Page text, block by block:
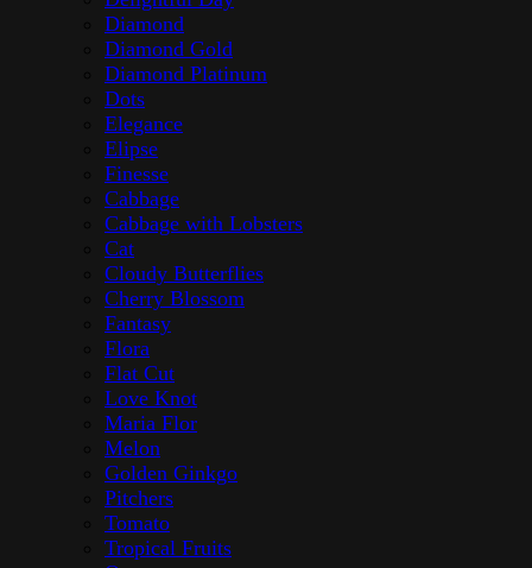
Diamond
Diamond Gold
Diamond Platinum
Dots
Elegance
Elipse
Finesse
Cabbage
Cabbage with Lobsters
Cat
Cloudy Butterflies
Cherry Blossom
Fantasy
Flora
Flat Cut
Love Knot
Maria Flor
Melon
Golden Ginkgo
Pitchers
Tomato
Tropical Fruits